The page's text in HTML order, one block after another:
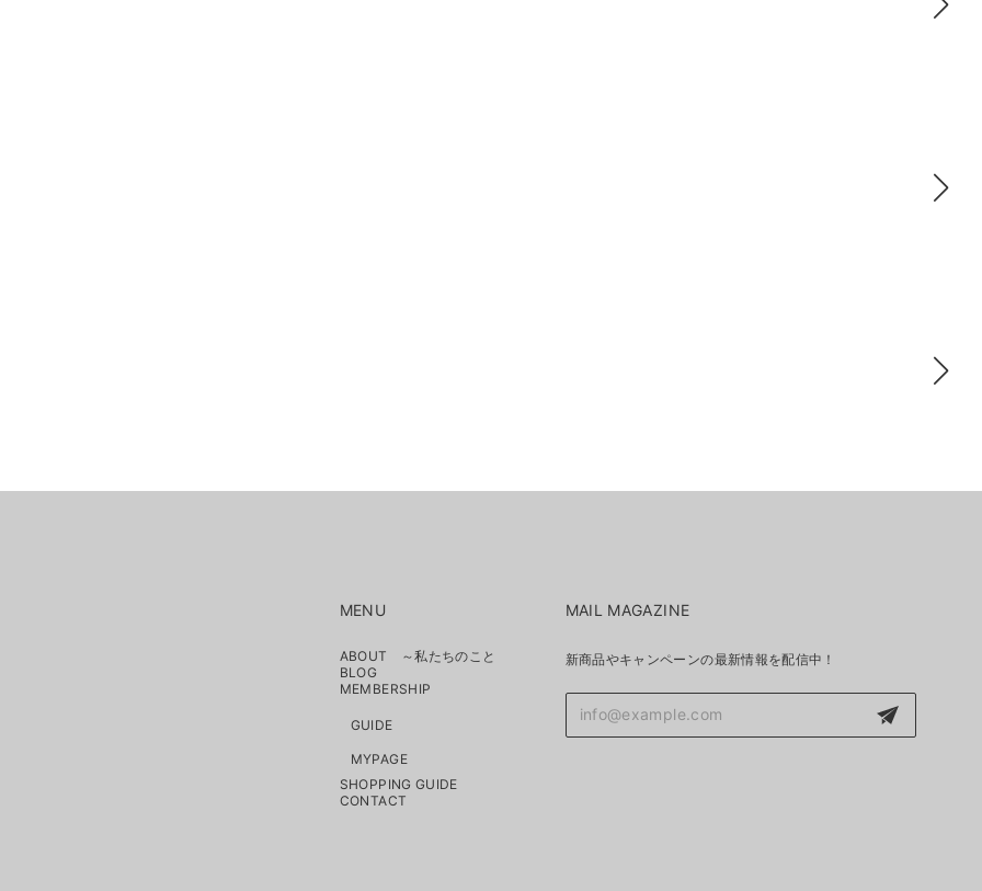
MENU
ABOUT ～私たちのこと
BLOG
MEMBERSHIP
GUIDE
MYPAGE
SHOPPING GUIDE
CONTACT
MAIL MAGAZINE
新商品やキャンペーンの最新情報を配信中！